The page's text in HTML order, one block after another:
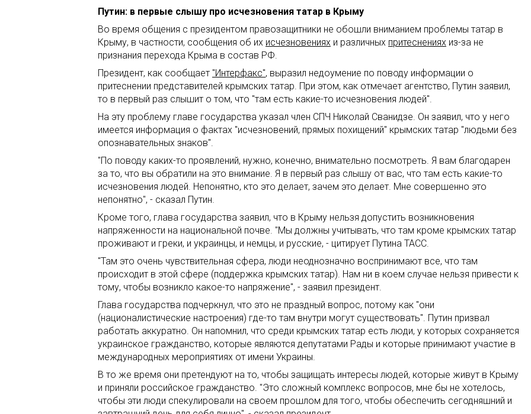
Путин: в первые слышу про исчезновения татар в Крыму
Во время общения с президентом правозащитники не обошли вниманием проблемы татар в
Крыму, в частности, сообщения об их исчезновениях и различных притеснениях из-за не
признания перехода Крыма в состав РФ.
Президент, как сообщает "Интерфакс", выразил недоумение по поводу информации о
притеснении представителей крымских татар. При этом, как отмечает агентство, Путин заявил,
то в первый раз слышит о том, что "там есть какие-то исчезновения людей".
На эту проблему главе государства указал член СПЧ Николай Сванидзе. Он заявил, что у него
имеется информация о фактах "исчезновений, прямых похищений" крымских татар "людьми без
опознавательных знаков".
"По поводу каких-то проявлений, нужно, конечно, внимательно посмотреть. Я вам благодарен
за то, что вы обратили на это внимание. Я в первый раз слышу от вас, что там есть какие-то
исчезновения людей. Непонятно, кто это делает, зачем это делает. Мне совершенно это
непонятно", - сказал Путин.
Кроме того, глава государства заявил, что в Крыму нельзя допустить возникновения
напряженности на национальной почве. "Мы должны учитывать, что там кроме крымских татар
проживают и греки, и украинцы, и немцы, и русские, - цитирует Путина ТАСС.
"Там это очень чувствительная сфера, люди неоднозначно воспринимают все, что там
происходит в этой сфере (поддержка крымских татар). Нам ни в коем случае нельзя привести к
тому, чтобы возникло какое-то напряжение", - заявил президент.
Глава государства подчеркнул, что это не праздный вопрос, потому как "они
(националистические настроения) где-то там внутри могут существовать". Путин призвал
работать аккуратно. Он напомнил, что среди крымских татар есть люди, у которых сохраняется
украинское гражданство, которые являются депутатами Рады и которые принимают участие в
международных мероприятиях от имени Украины.
В то же время они претендуют на то, чтобы защищать интересы людей, которые живут в Крыму
и приняли российское гражданство. "Это сложный комплекс вопросов, мне бы не хотелось,
чтобы эти люди спекулировали на своем прошлом для того, чтобы обеспечить сегодняшний и